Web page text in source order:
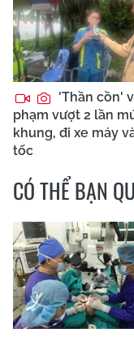
'Thần cồn'
phạm vượt 2 lần
khung, đi xe máy
tốc
CÓ THỂ BẠN